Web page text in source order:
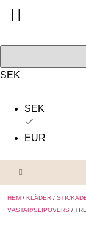
SEK
SEK
EUR
HEM / KLÄDER /
VÄSTAR/SLIPOVERS /
Alla
Om oss